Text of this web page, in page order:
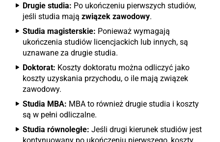
Drugie studia: Po ukończeniu pierwszych studiów,
jeśli studia mają związek zawodowy.
Studia magisterskie: Ponieważ wymagają
ukończenia studiów licencjackich lub innych, są
uznawane za drugie studia.
Doktorat: Koszty doktoratu można odliczyć jako
koszty uzyskania przychodu, o ile mają związek
zawodowy.
Studia MBA: MBA to również drugie studia i koszty
są w pełni odliczalne.
Studia równoległe: Jeśli drugi kierunek studiów jest